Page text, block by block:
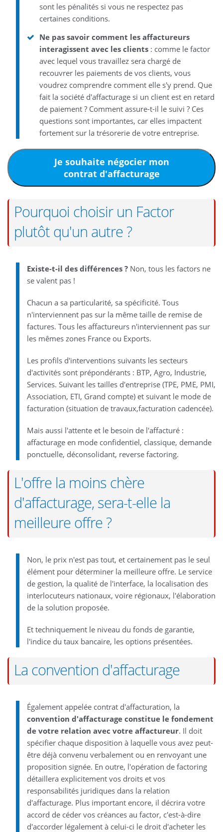
sont les pénalités si vous ne respectez pas
certaines conditions.
Ne pas savoir comment les affactureurs
interagissent avec les clients: comme le factor
avec lequel vous travaillez sera chargé de
recouvrer les paiements de vos clients, vous
voudrez comprendre comment elle s'y prend. Que
fait la société d'affacturage si un client est en retard
de paiement ? Comment assure-t-il le suivi ? Ces
questions sont importantes, car elles impactent
fortement sur la trésorerie de votre entreprise.
Je souhaite négocier mon
contrat d'affacturage
Pourquoi choisir un Factor
plutôt qu'un autre ?
Existe-t-il des différences ?Non, tous les factors ne
se valent pas !
Chacun a sa particularité, sa spécificité. Tous
n'interviennent pas sur la même taille de remise de
factures. Tous les affactureurs n'interviennent pas sur
les mêmes zones France ou Exports.
Les profils d'interventions suivants les secteurs
d'activités sont prépondérants : BTP, Agro, Industrie,
Services. Suivant les tailles d'entreprise (TPE, PME, PMI,
Association, ETI, Grand compte) et suivant le mode de
facturation (situation de travaux,facturation cadencée).
Mais aussi l'attente et le besoin de l'affacturé :
affacturage en mode confidentiel, classique, demande
ponctuelle, déconsolidant, reverse factoring.
L'offre la moins chère
d'affacturage, sera-t-elle la
meilleure offre ?
Non, le prix n'est pas tout, et certainement pas le seul
élément pour déterminer la meilleure offre. Le service
de gestion, la qualité de l'interface, la localisation des
interlocuteurs nationaux, voire régionaux, l'élaboration
de la solution proposée.
Et techniquement le niveau du fonds de garantie,
l'indice du taux bancaire, les options présentées.
La convention d'affacturage
Également appelée contrat d'affacturation, la
convention d'affacturage constitue le fondement
de votre relation avec votre affactureur. Il doit
spécifier chaque disposition à laquelle vous avez peut-
être déjà convenu verbalement ou en renvoyant une
proposition signée. En outre, l'opération de factoring
détaillera explicitement vos droits et vos
responsabilités juridiques dans la relation
d'affacturage. Plus important encore, il décrira votre
accord de céder vos créances au factor, c'est-à-dire
d'accorder légalement à celui-ci le droit d'acheter les